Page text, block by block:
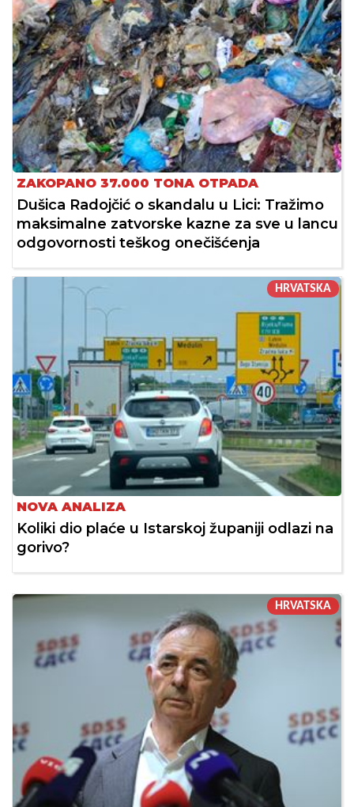
ZAKOPANO 37.000 TONA OTPADA
Dušica Radojčić o skandalu u Lici: Tražimo
maksimalne zatvorske kazne za sve u lancu
odgovornosti teškog onečišćenja
HRVATSKA
NOVA ANALIZA
Koliki dio plaće u Istarskoj županiji odlazi na
gorivo?
HRVATSKA